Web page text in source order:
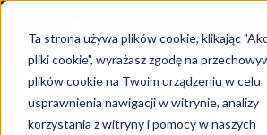
Ta strona używa plików cookie, klikając
pliki cookie", wyrażasz zgodę na
plików cookie na Twoim urządzeniu w celu
usprawnienia nawigacji w witrynie, analizy
korzystania z witryny i pomocy w naszych